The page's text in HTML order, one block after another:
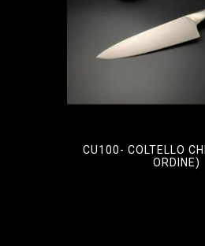
CU100- COLTELLO
ORDINE)